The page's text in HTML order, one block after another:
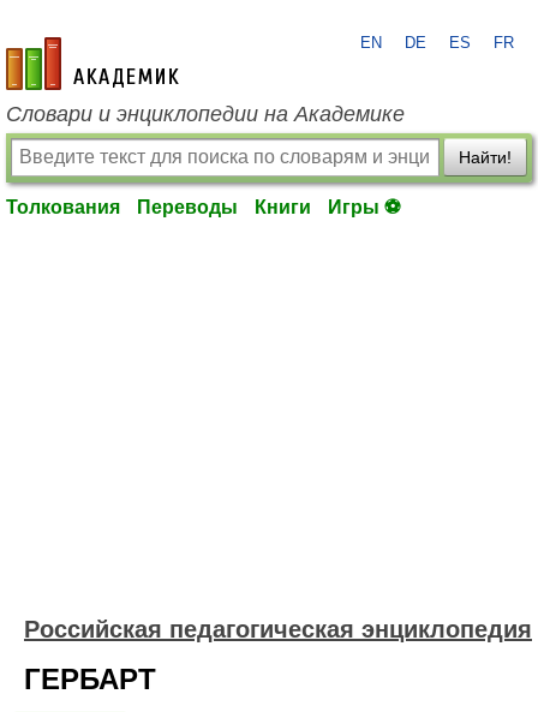
academic.ru
EN DE ES FR
Словари и энциклопедии на Академике
Найти!
Толкования Переводы Книги Игры ⚽
Российская педагогическая энциклопедия
ГЕРБАРТ